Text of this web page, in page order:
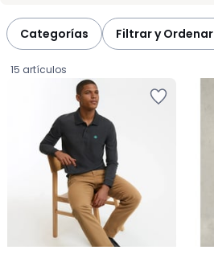
Categorías Filtrar y Ordenar
15 artículos